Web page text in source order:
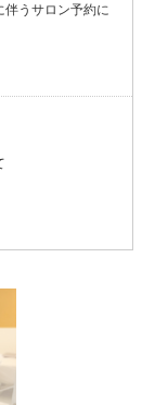
伴うサロン予約に